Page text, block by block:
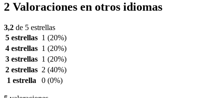
2 Valoraciones en otros idiomas
3,2 de 5 estrellas
5 estrellas 1 (20%)
4 estrellas 1 (20%)
3 estrellas 1 (20%)
2 estrellas 2 (40%)
1 estrella
0 (0%)